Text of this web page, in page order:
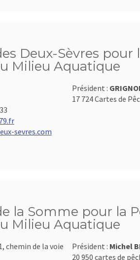
Deux-Sèvres pour
Milieu Aquatique
sevres.com
Président :
17 724 Cartes de
la Somme pour la
Milieu Aquatique
chemin de la voie
Président : Michel
20 950 cartes de